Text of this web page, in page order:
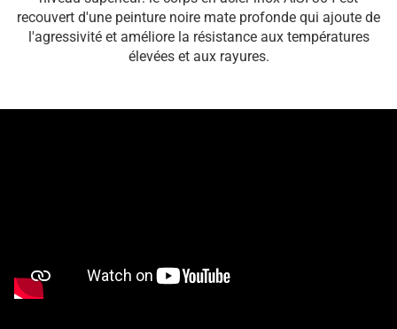
recouvert d'une peinture noire mate profonde qui ajoute de
l'agressivité et améliore la résistance aux températures
élevées et aux rayures.